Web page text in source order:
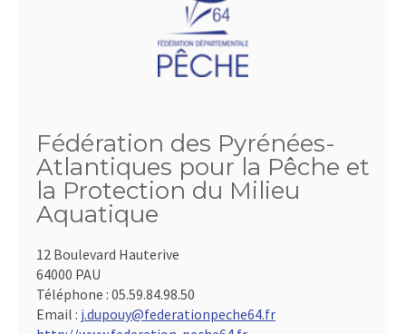
Fédération des Pyrénées-
Atlantiques pour la Pêche et
la Protection du Milieu
Aquatique
12 Boulevard Hauterive
64000 PAU
Téléphone : 05.59.84.98.50
Email : j.dupouy@federationpeche64.fr